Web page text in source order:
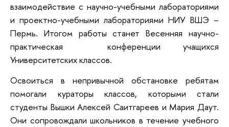
взаимодействие с научно-учебными лабораториями
и проектно-учебными лабораториями НИУ ВШЭ –
Пермь. Итогом работы станет Весенняя научно-
практическая конференции учащихся
Университетских классов.
Освоиться в непривычной обстановке ребятам
помогали кураторы классов, которыми стали
студенты Вышки Алексей Саитгареев и Мария Даут.
Они сопровождали школьников в течение учебного